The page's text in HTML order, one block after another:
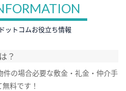
ットコムお役立ち情報
？
件の場合必要な敷金・礼金・仲介手
料です！